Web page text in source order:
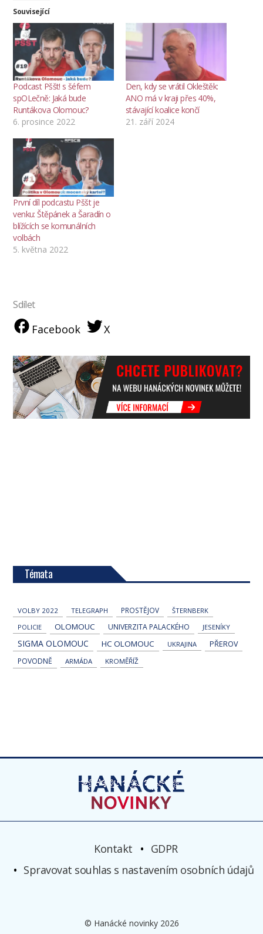
Související
Podcast Pššt! s šéfem
spOLečně: Jaká bude
Runtákova Olomouc?
6. prosince 2022
Den, kdy se vrátil Okleštěk:
ANO má v kraji přes 40%,
stávající koalice končí
21. září 2024
První díl podcastu Pššt je
venku: Štěpánek a Šaradín o
blížících se komunálních
volbách
5. května 2022
Sdílet
Facebook X
Témata
VOLBY 2022 TELEGRAPH PROSTĚJOV
ŠTERNBERK
POLICIE
OLOMOUC UNIVERZITA PALACKÉHO JESENÍKY
SIGMA OLOMOUC HC OLOMOUC UKRAJINA
PŘEROV
POVODNĚ
ARMÁDA KROMĚŘÍŽ
Kontakt
GDPR
Spravovat souhlas s nastavením osobních údajů
© Hanácké novinky 2026